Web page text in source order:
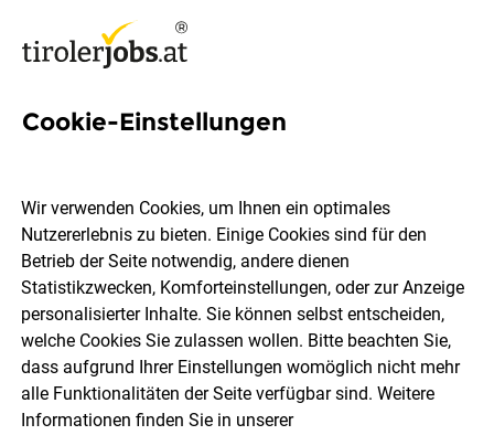
Vertriebspartner:in (M/W/D)
GFW Gesellschaft für Wirtschaftsdokumentationen
GmbH & Co. KG
Tirol Vollzeit 05.08.2026
Cookie-Einstellungen
Wir verwenden Cookies, um Ihnen ein optimales
Nutzererlebnis zu bieten. Einige Cookies sind für den
Betrieb der Seite notwendig, andere dienen
Statistikzwecken, Komforteinstellungen, oder zur Anzeige
personalisierter Inhalte. Sie können selbst entscheiden,
welche Cookies Sie zulassen wollen. Bitte beachten Sie,
dass aufgrund Ihrer Einstellungen womöglich nicht mehr
alle Funktionalitäten der Seite verfügbar sind. Weitere
Informationen finden Sie in unserer